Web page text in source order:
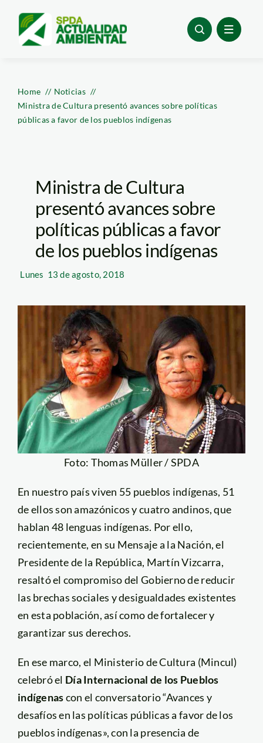
content
Home
Noticias
Ministra de Cultura presentó avances sobre políticas
públicas a favor de los pueblos indígenas
Ministra de Cultura
presentó avances sobre
políticas públicas a favor
de los pueblos indígenas
Lunes 13 de agosto, 2018
Foto: Thomas Müller / SPDA
En nuestro país viven 55 pueblos indígenas, 51
de ellos son amazónicos y cuatro andinos, que
hablan 48 lenguas indígenas. Por ello,
recientemente, en su Mensaje a la Nación, el
Presidente de la República, Martín Vizcarra,
resaltó el compromiso del Gobierno de reducir
las brechas sociales y desigualdades existentes
en esta población, así como de fortalecer y
garantizar sus derechos.
En ese marco, el Ministerio de Cultura (Mincul)
celebró el Día Internacional de los Pueblos
indígenascon el conversatorio “Avances y
desafíos en las políticas públicas a favor de los
pueblos indígenas», con la presencia de